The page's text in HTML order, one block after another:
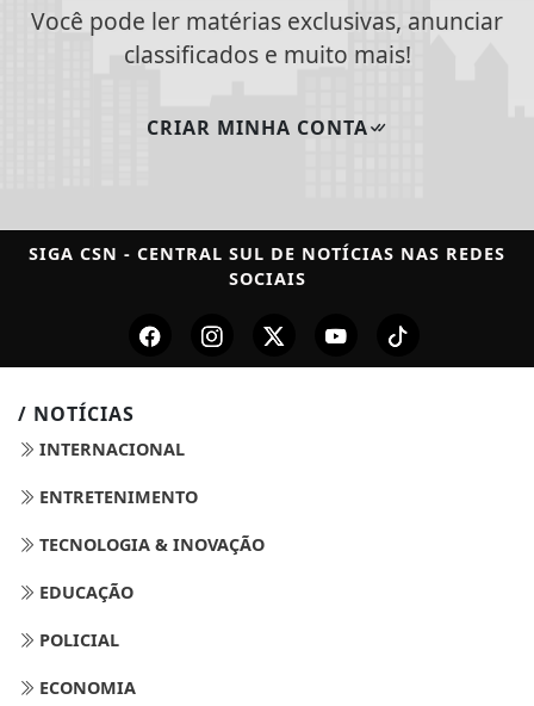
Você pode ler matérias exclusivas, anunciar
classificados e muito mais!
CRIAR MINHA CONTA
SIGA CSN - CENTRAL SUL DE NOTÍCIAS NAS REDES
SOCIAIS
/ NOTÍCIAS
INTERNACIONAL
ENTRETENIMENTO
TECNOLOGIA & INOVAÇÃO
EDUCAÇÃO
POLICIAL
ECONOMIA